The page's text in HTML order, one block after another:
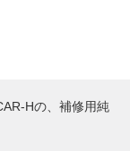
Hの、補修用純